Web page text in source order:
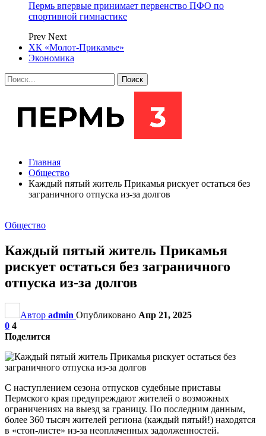
Пермь впервые принимает первенство ПФО по
спортивной гимнастике
Prev Next
ХК «Молот-Прикамье»
Экономика
Главная
Общество
Каждый пятый житель Прикамья рискует остаться без
заграничного отпуска из-за долгов
Общество
Каждый пятый житель Прикамья
рискует остаться без заграничного
отпуска из-за долгов
Автор admin Опубликовано Апр 21, 2025
0 4
Поделится
С наступлением сезона отпусков судебные приставы
Пермского края предупреждают жителей о возможных
ограничениях на выезд за границу. По последним данным,
более 360 тысяч жителей региона (каждый пятый!) находятся
в «стоп-листе» из-за неоплаченных задолженностей.